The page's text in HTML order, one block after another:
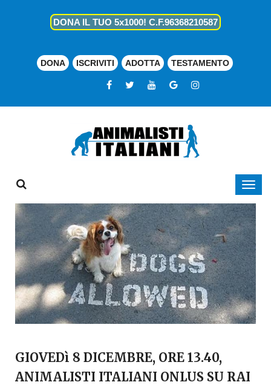
DONA IL TUO 5x1000! C.F.96368210587
DONA ISCRIVITI ADOTTA TESTAMENTO
GIOVEDì 8 DICEMBRE, ORE 13.40,
ANIMALISTI ITALIANI ONLUS SU RAI